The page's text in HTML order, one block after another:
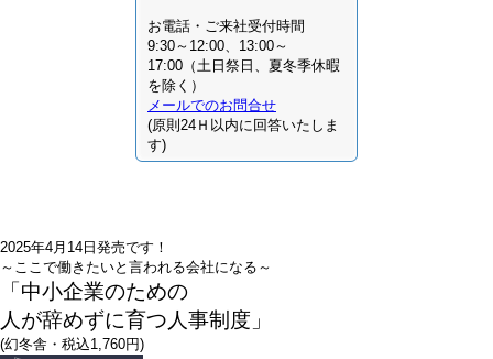
お電話・ご来社受付時間
9:30～12:00、13:00～
17:00（土日祭日、夏冬季休暇
を除く）
メールでのお問合せ
(原則24Ｈ以内に回答いたしま
す)
2025年4月14日発売です！
～ここで働きたいと言われる会社になる～
「中小企業のための
人が辞めずに育つ人事制度」
(幻冬舎・税込1,760円)